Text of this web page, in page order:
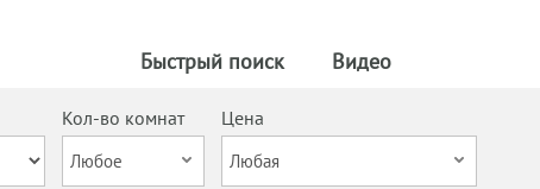
Быстрый поиск Видео
Кол-во комнат
Цена